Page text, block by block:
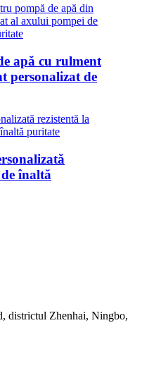
apă cu rulment
personalizat de
înaltă
districtul Zhenhai, Ningbo,